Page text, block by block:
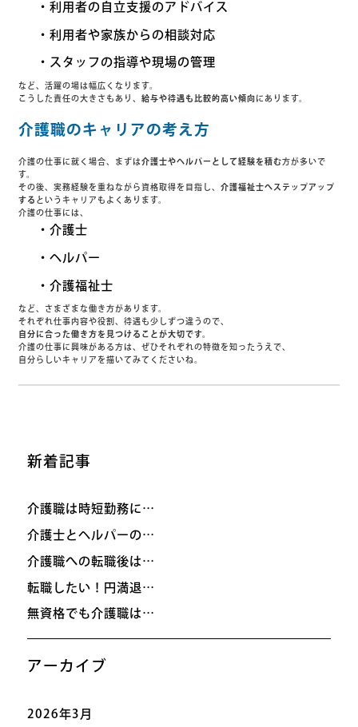
・利用者の自立支援のアドバイス
・利用者や家族からの相談対応
・スタッフの指導や現場の管理
など、活躍の場は幅広くなります。
こうした責任の大きさもあり、給与や待遇も比較的高い傾向 にあります。
介護職のキャリアの考え方
介護の仕事に就く場合、まずは介護士やヘルパーとして経験を積む方が多いで
す。
その後、実務経験を重ねながら資格取得を目指し、介護福祉士へステップアップ
する というキャリアもよくあります。
介護の仕事には、
・介護士
・ヘルパー
・介護福祉士
など、さまざまな働き方があります。
それぞれ仕事内容や役割、待遇も少しずつ違うので、
自分に合った働き方を見つけることが大切です。
介護の仕事に興味がある方は、ぜひそれぞれの特徴を知ったうえで、
自分らしいキャリアを描いてみてくださいね。
新着記事
介護職は時短勤務に…
介護士とヘルパーの…
介護職への転職後は…
転職したい！円満退…
無資格でも介護職は…
アーカイブ
2026年3月